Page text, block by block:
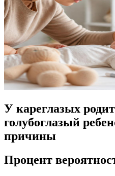
У кареглазых
голубоглазый
причины
Процент